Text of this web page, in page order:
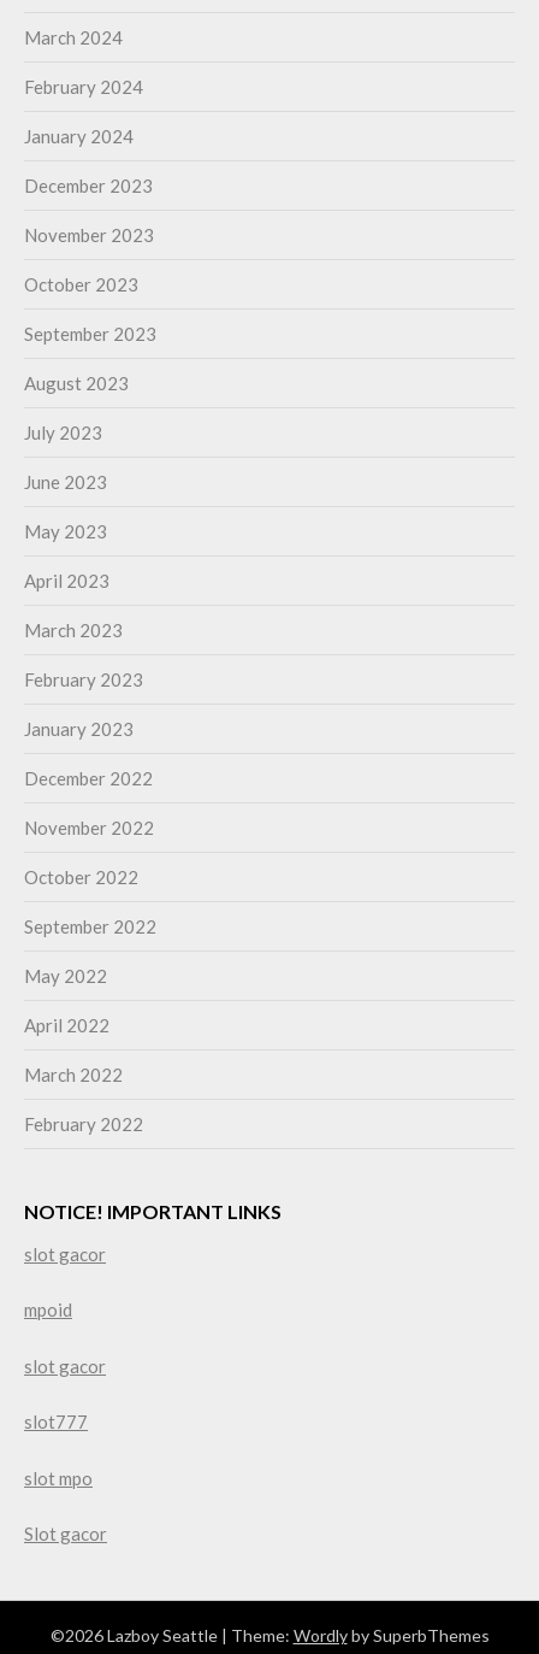
March 2024
February 2024
January 2024
December 2023
November 2023
October 2023
September 2023
August 2023
July 2023
June 2023
May 2023
April 2023
March 2023
February 2023
January 2023
December 2022
November 2022
October 2022
September 2022
May 2022
April 2022
March 2022
February 2022
NOTICE! IMPORTANT LINKS
slot gacor
mpoid
slot gacor
slot777
slot mpo
Slot gacor
©2026 Lazboy Seattle | Theme: Wordlyby SuperbThemes